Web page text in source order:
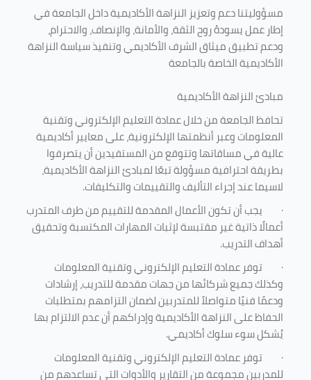
مسؤوليتنا دعم وتعزيز النزاهة الأكاديمية داخل الجامعة في
إطار عمل يسودهُ روح الثقة، والأمانة، والإنصاف، والاحترام،
ودعم تطبيق ميثاق الشرف الأكاديمي وتنفيذ سياسة النزاهة
الأكاديمية الخاصة بالجامعة
مبادئ النزاهة الأكاديمية
تحافظ الجامعة من خلال عمادة التعليم الإلكتروني وتقنية
المعلومات وعبر أنظمتها الإلكترونية، على معايير أكاديمية
عالية في مساقاتها وتتوقع من المستفيدين أن يتصرفوا
بطريقة احترافية مسؤولة تبعًا لمبادئ النزاهة الأكاديمية،
لاسيما عند إجراء التأليف والتقييمات والتكليفات.
· يجب أن تكون الأعمال المقدمة للتقييم من طرف المتدرب
أعمالًا ذاتية غير مقتبسة لإثبات المهارات المكتسبة وتحقيق
أهداف التدريب.
· توفر عمادة التعليم الإلكتروني وتقنية المعلومات
وكذلك جميع شركائها من جهات مقدمة للتدريب، إرشادات
ودعمًا فنيًا متواصلاً للمتدربين لضمان التزامهم بمتطلبات
الحفاظ على النزاهة الأكاديمية وإدراكهم أن عدم الالتزام بها
يُشكل سوء سلوك أكاديمي.
· توفر عمادة التعليم الإلكتروني وتقنية المعلومات
للمدربين مجموعة من التقارير والأدوات التي تساعدهم من